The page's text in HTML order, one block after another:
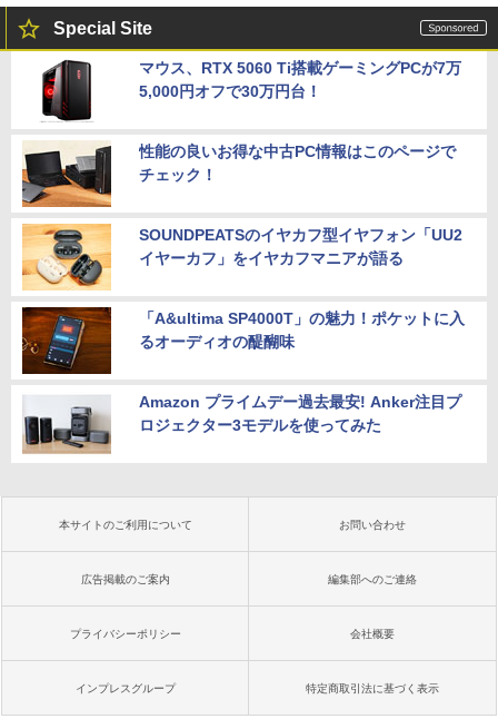
Special Site
マウス、RTX 5060 Ti搭載ゲーミングPCが7万
5,000円オフで30万円台！
性能の良いお得な中古PC情報はこのページで
チェック！
SOUNDPEATSのイヤカフ型イヤフォン「UU2
イヤーカフ」をイヤカフマニアが語る
「A&ultima SP4000T」の魅力！ポケットに入
るオーディオの醍醐味
Amazon プライムデー過去最安! Anker注目プ
ロジェクター3モデルを使ってみた
本サイトのご利用について お問い合わせ
広告掲載のご案内 編集部へのご連絡
プライバシーポリシー 会社概要
インプレスグループ 特定商取引法に基づく表示